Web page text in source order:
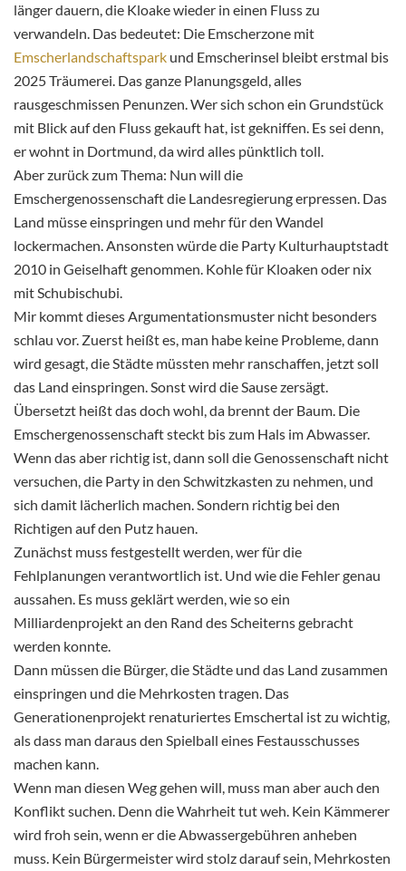
länger dauern, die Kloake wieder in einen Fluss zu
verwandeln. Das bedeutet: Die Emscherzone mit
Emscherlandschaftspark und Emscherinsel bleibt erstmal bis
2025 Träumerei. Das ganze Planungsgeld, alles
rausgeschmissen Penunzen. Wer sich schon ein Grundstück
mit Blick auf den Fluss gekauft hat, ist gekniffen. Es sei denn,
er wohnt in Dortmund, da wird alles pünktlich toll.
Aber zurück zum Thema: Nun will die
Emschergenossenschaft die Landesregierung erpressen. Das
Land müsse einspringen und mehr für den Wandel
lockermachen. Ansonsten würde die Party Kulturhauptstadt
2010 in Geiselhaft genommen. Kohle für Kloaken oder nix
mit Schubischubi.
Mir kommt dieses Argumentationsmuster nicht besonders
schlau vor. Zuerst heißt es, man habe keine Probleme, dann
wird gesagt, die Städte müssten mehr ranschaffen, jetzt soll
das Land einspringen. Sonst wird die Sause zersägt.
Übersetzt heißt das doch wohl, da brennt der Baum. Die
Emschergenossenschaft steckt bis zum Hals im Abwasser.
Wenn das aber richtig ist, dann soll die Genossenschaft nicht
versuchen, die Party in den Schwitzkasten zu nehmen, und
sich damit lächerlich machen. Sondern richtig bei den
Richtigen auf den Putz hauen.
Zunächst muss festgestellt werden, wer für die
Fehlplanungen verantwortlich ist. Und wie die Fehler genau
aussahen. Es muss geklärt werden, wie so ein
Milliardenprojekt an den Rand des Scheiterns gebracht
werden konnte.
Dann müssen die Bürger, die Städte und das Land zusammen
einspringen und die Mehrkosten tragen. Das
Generationenprojekt renaturiertes Emschertal ist zu wichtig,
als dass man daraus den Spielball eines Festausschusses
machen kann.
Wenn man diesen Weg gehen will, muss man aber auch den
Konflikt suchen. Denn die Wahrheit tut weh. Kein Kämmerer
wird froh sein, wenn er die Abwassergebühren anheben
muss. Kein Bürgermeister wird stolz darauf sein, Mehrkosten